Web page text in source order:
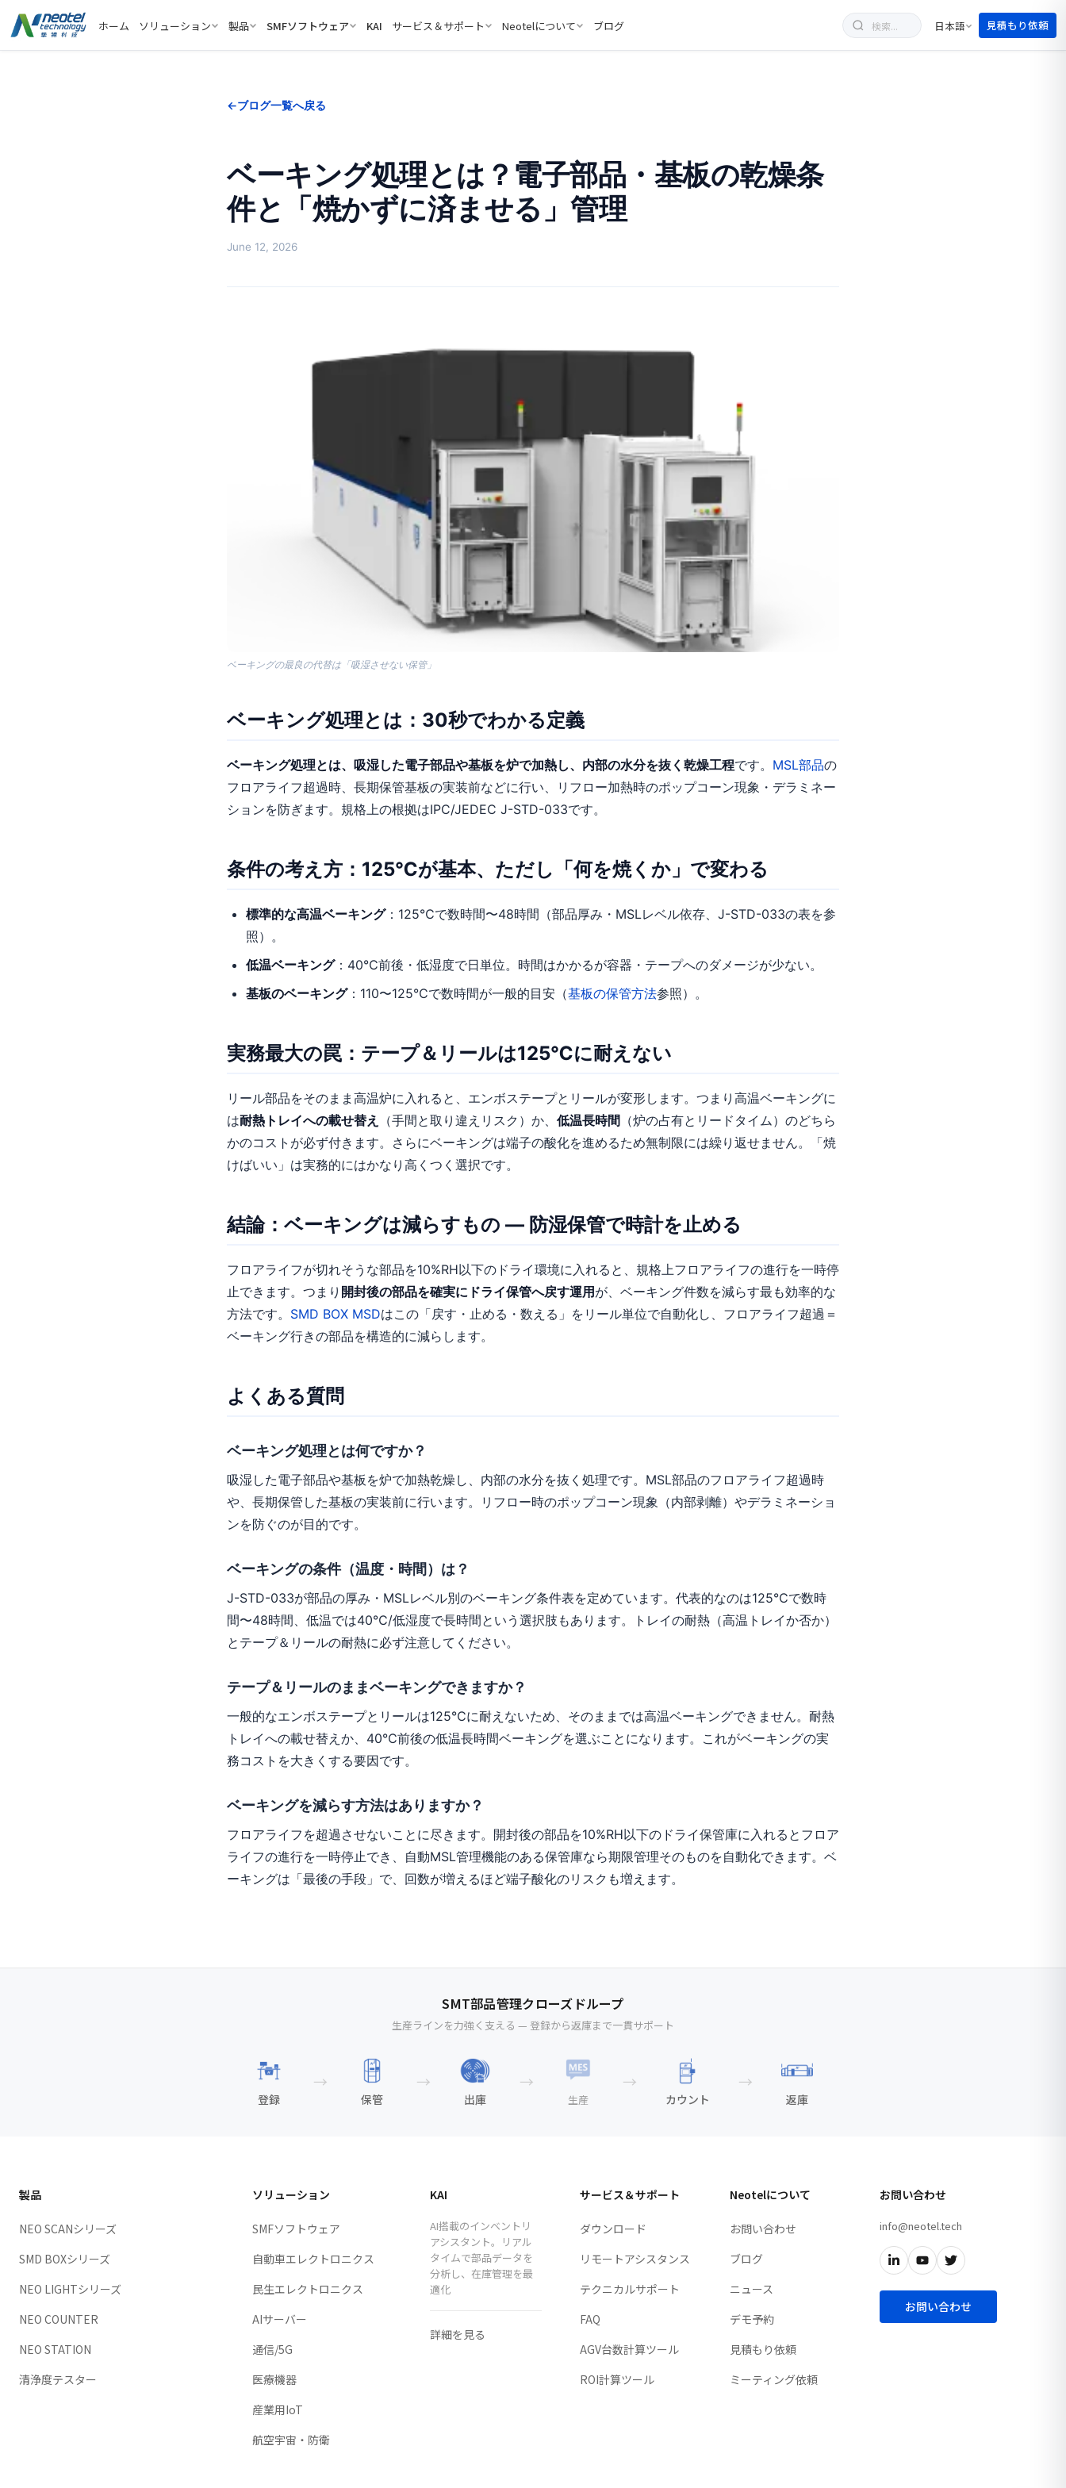
ホーム ソリューション 製品 SMFソフトウェア KAI サービス＆サポート Neotelについて ブログ 日本語 見積もり依頼
ブログ一覧へ戻る
ベーキング処理とは？電子部品・基板の乾燥条
件と「焼かずに済ませる」管理
June 12, 2026
ベーキングの最良の代替は「吸湿させない保管」
ベーキング処理とは：30秒でわかる定義
ベーキング処理とは、吸湿した電子部品や基板を炉で加熱し、内部の水分を抜く乾燥工程です。 MSL部品の
フロアライフ超過時、長期保管基板の実装前などに行い、リフロー加熱時のポップコーン現象・デラミネー
ションを防ぎます。規格上の根拠はIPC/JEDEC J-STD-033です。
条件の考え方：125℃が基本、ただし「何を焼くか」で変わる
標準的な高温ベーキング：125℃で数時間〜48時間（部品厚み・MSLレベル依存、J-STD-033の表を参
照）。
低温ベーキング：40℃前後・低湿度で日単位。時間はかかるが容器・テープへのダメージが少ない。
基板のベーキング：110〜125℃で数時間が一般的目安（基板の保管方法参照）。
実務最大の罠：テープ＆リールは125℃に耐えない
リール部品をそのまま高温炉に入れると、エンボステープとリールが変形します。つまり高温ベーキングに
は耐熱トレイへの載せ替え （手間と取り違えリスク）か、 低温長時間 （炉の占有とリードタイム）のどちら
かのコストが必ず付きます。さらにベーキングは端子の酸化を進めるため無制限には繰り返せません。「焼
けばいい」は実務的にはかなり高くつく選択です。
結論：ベーキングは減らすもの — 防湿保管で時計を止める
フロアライフが切れそうな部品を10%RH以下のドライ環境に入れると、規格上フロアライフの進行を一時停
止できます。つまり 開封後の部品を確実にドライ保管へ戻す運用 が、ベーキング件数を減らす最も効率的な
方法です。 SMD BOX MSDはこの「戻す・止める・数える」をリール単位で自動化し、フロアライフ超過＝
ベーキング行きの部品を構造的に減らします。
よくある質問
ベーキング処理とは何ですか？
吸湿した電子部品や基板を炉で加熱乾燥し、内部の水分を抜く処理です。MSL部品のフロアライフ超過時
や、長期保管した基板の実装前に行います。リフロー時のポップコーン現象（内部剥離）やデラミネーショ
ンを防ぐのが目的です。
ベーキングの条件（温度・時間）は？
J-STD-033が部品の厚み・MSLレベル別のベーキング条件表を定めています。代表的なのは125℃で数時
間〜48時間、低温では40℃/低湿度で長時間という選択肢もあります。トレイの耐熱（高温トレイか否か）
とテープ＆リールの耐熱に必ず注意してください。
テープ＆リールのままベーキングできますか？
一般的なエンボステープとリールは125℃に耐えないため、そのままでは高温ベーキングできません。耐熱
トレイへの載せ替えか、40℃前後の低温長時間ベーキングを選ぶことになります。これがベーキングの実
務コストを大きくする要因です。
ベーキングを減らす方法はありますか？
フロアライフを超過させないことに尽きます。開封後の部品を10%RH以下のドライ保管庫に入れるとフロア
ライフの進行を一時停止でき、自動MSL管理機能のある保管庫なら期限管理そのものを自動化できます。ベ
ーキングは「最後の手段」で、回数が増えるほど端子酸化のリスクも増えます。
SMT部品管理クローズドループ
生産ラインを力強く支える — 登録から返庫まで一貫サポート
登録
→
保管
→
出庫
→
生産
→
カウント
→
返庫
製品
NEO SCANシリーズ
SMD BOXシリーズ
NEO LIGHTシリーズ
NEO COUNTER
NEO STATION
清浄度テスター
ソリューション
SMFソフトウェア
自動車エレクトロニクス
民生エレクトロニクス
AIサーバー
通信/5G
医療機器
産業用IoT
航空宇宙・防衛
KAI
AI搭載のインベントリ
アシスタント。リアル
タイムで部品データを
分析し、在庫管理を最
適化
詳細を見る
サービス＆サポート
ダウンロード
リモートアシスタンス
テクニカルサポート
FAQ
AGV台数計算ツール
ROI計算ツール
Neotelについて
お問い合わせ
ブログ
ニュース
デモ予約
見積もり依頼
ミーティング依頼
お問い合わせ
info@neotel.tech
お問い合わせ